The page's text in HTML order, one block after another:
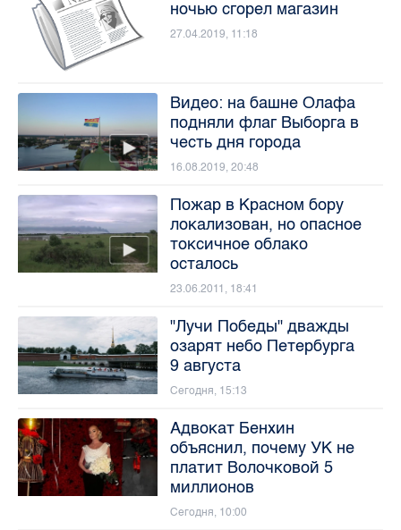
ночью сгорел магазин
27.04.2019, 11:18
Видео: на башне Олафа
подняли флаг Выборга в
честь дня города
16.08.2019, 20:48
Пожар в Красном бору
локализован, но опасное
токсичное облако
осталось
23.06.2011, 18:41
"Лучи Победы" дважды
озарят небо Петербурга
9 августа
Сегодня, 15:13
Адвокат Бенхин
объяснил, почему УК не
платит Волочковой 5
миллионов
Сегодня, 10:00